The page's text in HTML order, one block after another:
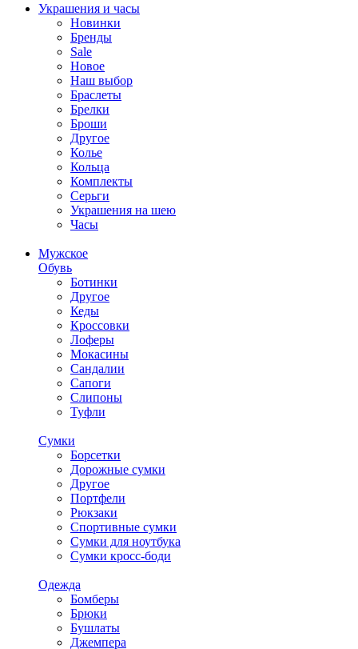
Украшения и часы
Новинки
Бренды
Sale
Новое
Наш выбор
Браслеты
Брелки
Броши
Другое
Колье
Кольца
Комплекты
Серьги
Украшения на шею
Часы
Мужское
Обувь
Ботинки
Другое
Кеды
Кроссовки
Лоферы
Мокасины
Сандалии
Сапоги
Слипоны
Туфли
Сумки
Борсетки
Дорожные сумки
Другое
Портфели
Рюкзаки
Спортивные сумки
Сумки для ноутбука
Сумки кросс-боди
Одежда
Бомберы
Брюки
Бушлаты
Джемпера